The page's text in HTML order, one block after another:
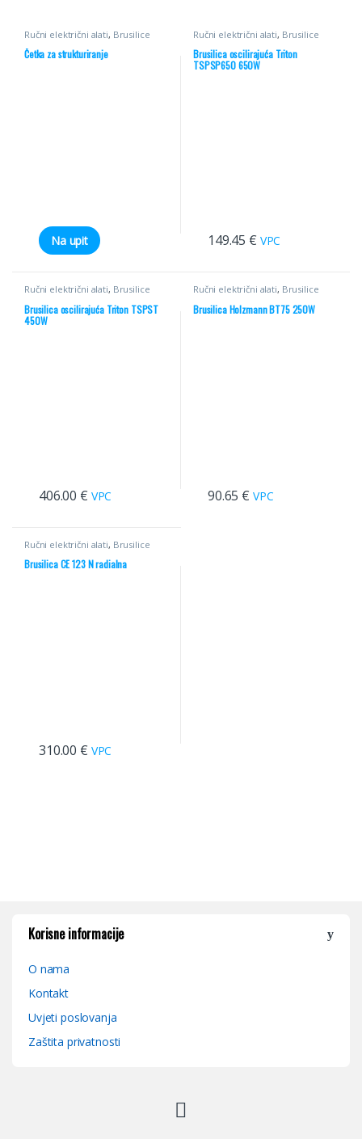
Ručni električni alati, Brusilice
Četka za strukturiranje
Na upit
Ručni električni alati, Brusilice
Brusilica oscilirajuća Triton
TSPSP650 650W
149.45 € VPC
Ručni električni alati, Brusilice
Brusilica oscilirajuća Triton TSPST
450W
406.00 € VPC
Ručni električni alati, Brusilice
Brusilica Holzmann BT75 250W
90.65 € VPC
Ručni električni alati, Brusilice
Brusilica CE 123 N radialna
310.00 € VPC
Korisne informacije
O nama
Kontakt
Uvjeti poslovanja
Zaštita privatnosti